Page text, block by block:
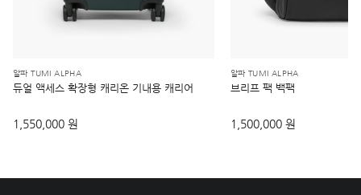
알파 TUMI ALPHA
듀얼 액세스 확장형 캐리온 기내용 캐리어
1,550,000 원
알파 TUMI ALPHA
브리프 팩 백팩
1,500,000 원